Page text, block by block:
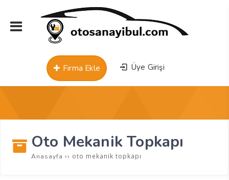
Üye Girişi
Firma Ekle
Oto Mekanik Topkapı
Anasayfa ›› oto mekanik topkapı